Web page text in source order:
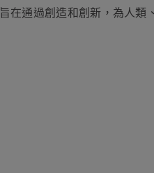
在通過創造和創新，為人類